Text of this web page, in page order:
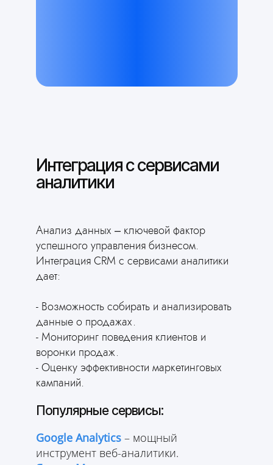
AI mottor уже
сделал
получите готовый сайт для вашей
сферы деятельности
Попробовать бесплатно
Интеграция с сервисами
аналитики
Анализ данных – ключевой фактор
успешного управления бизнесом.
Интеграция CRM с сервисами аналитики
дает:
- Возможность собирать и анализировать
данные о продажах.
- Мониторинг поведения клиентов и
воронки продаж.
- Оценку эффективности маркетинговых
кампаний.
Популярные сервисы:
Google Analytics – мощный
инструмент веб-аналитики.